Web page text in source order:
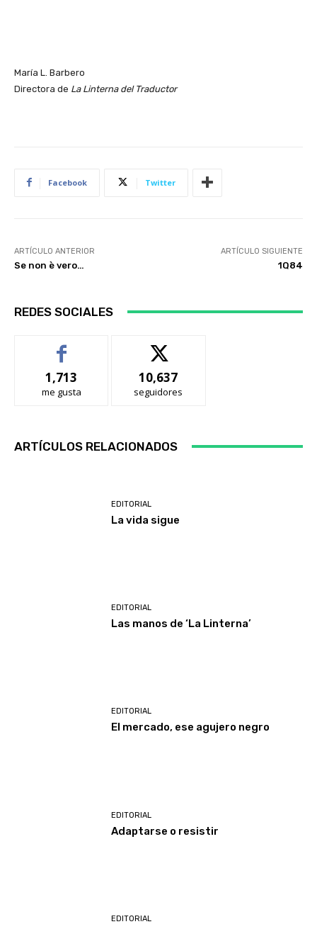
María L. Barbero
Directora de La Linterna del Traductor
Facebook Twitter
ARTÍCULO ANTERIOR
Se non è vero…
ARTÍCULO SIGUIENTE
1Q84
REDES SOCIALES
1,713
me gusta
10,637
seguidores
ARTÍCULOS RELACIONADOS
EDITORIAL
La vida sigue
EDITORIAL
Las manos de ‘La Linterna’
EDITORIAL
El mercado, ese agujero negro
EDITORIAL
Adaptarse o resistir
EDITORIAL